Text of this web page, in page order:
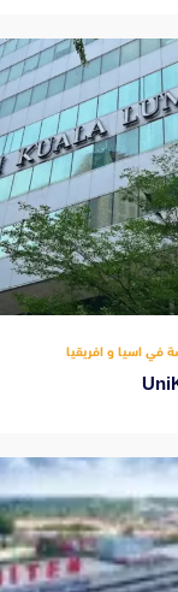
في اسيا و افريقيا